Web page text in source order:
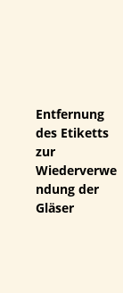
Entfernung
des Etiketts
zur
Wiederverwe
ndung der
Gläser